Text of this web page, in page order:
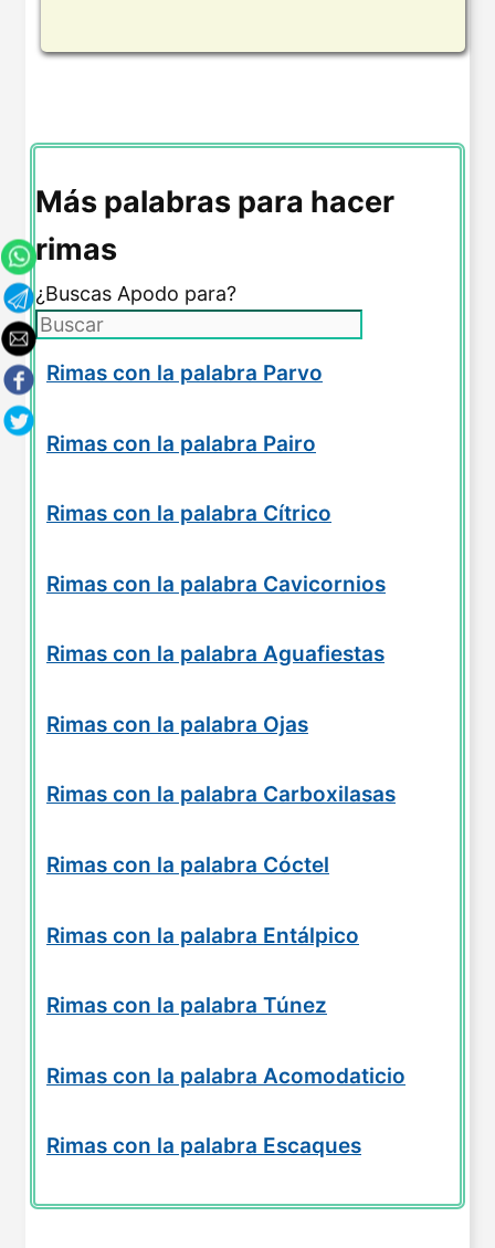
Más palabras para hacer
rimas
¿Buscas Apodo para?
Rimas con la palabra Parvo
Rimas con la palabra Pairo
Rimas con la palabra Cítrico
Rimas con la palabra Cavicornios
Rimas con la palabra Aguafiestas
Rimas con la palabra Ojas
Rimas con la palabra Carboxilasas
Rimas con la palabra Cóctel
Rimas con la palabra Entálpico
Rimas con la palabra Túnez
Rimas con la palabra Acomodaticio
Rimas con la palabra Escaques